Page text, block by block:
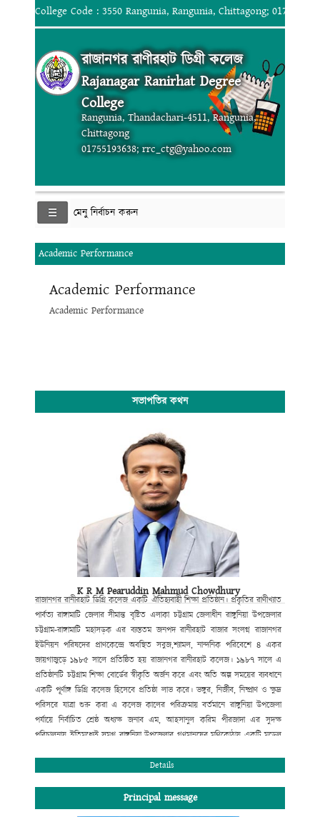
College Code : 3550 Rangunia, Rangunia, Chittagong;
রাজানগর রাণীরহাট ডিগ্রী কলেজ
Rajanagar Ranirhat Degree
College
Rangunia, Thandachari-4511, Rangunia,
Chittagong
01755193638; rrc_ctg@yahoo.com
মেনু নির্বাচন করুন
Academic Performance
Academic Performance
Academic Performance
সভাপতির কথন
K R M Pearuddin Mahmud Chowdhury
রাজানগর রানীরহাট ডিগ্রি কলেজ একটি ঐতিহ্যবাহী শিক্ষা প্রতিষ্ঠান। প্রকৃতির রাণীখ্যাত
পার্বত্য রাঙ্গামাটি জেলার সীমান্ত বৃষ্টিত এলাকা চট্টগ্রাম জেলাধীন রাঙ্গুনিয়া উপজেলার
চট্টগ্রাম-রাঙ্গামাটি মহাসড়ক এর ব্যস্ততম জনপদ রানীরহাট বাজার সংলগ্ন রাজানগর
ইউনিয়ন পরিষদের প্রাণকেন্দ্রে অবস্থিত সবুজ,শ্যামল, নান্দনিক পরিবেশে ৪ একর
জায়গাজুড়ে ১৯৮৫ সালে প্রতিষ্ঠিত হয় রাজানগর রানীরহাট কলেজ। ১৯৮৭ সালে এ
প্রতিষ্ঠানটি চট্টগ্রাম শিক্ষা বোর্ডের স্বীকৃতি অর্জন করে এবং অতি অল্প সময়ের ব্যবধানে
একটি পূর্ণাঙ্গ ডিগ্রি কলেজ হিসেবে প্রতিষ্ঠা লাভ করে। ভঙ্গুর, নির্জীব, নিষ্প্রাণ ও ক্ষুদ্র
পরিসরে যাত্রা শুরু করা এ কলেজ কালের পরিক্রমায় বর্তমানে রাঙ্গুনিয়া উপজেলা
পর্যায়ে নির্বাচিত শ্রেষ্ঠ অধ্যক্ষ জনাব এম, আহসানুল করিম পীরজাদা এর সুদক্ষ
পরিচালনায় ইতিমধ্যেই সমগ্র রাঙ্গুনিয়া উপজেলার গণমানুষের মণিকোঠায় একটি মডেল
পরিবেশ এখানে রচিত হয়েছে বহু মানুষের ত্যাগে, শ্রমে ও মেধায়। বোর্ড ও
প্রমাণ আমরা প্রতিনিয়ত পাচ্ছি। তাই দেশ ও দশের কল্যাণব্রতে স্নিগ্ধ মানব সন্তান
আমাদের আজ একান্তভাবে কাম্য। তারাই গড়বে আমাদের কাঙ্খিত সোনার বাংলাদেশ।
Details
Principal message